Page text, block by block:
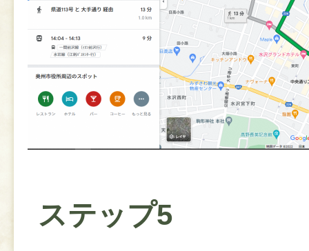
ステップ5